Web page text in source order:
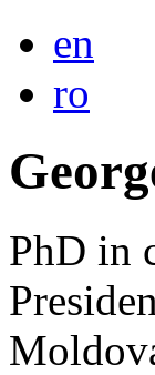
en
ro
PhD in